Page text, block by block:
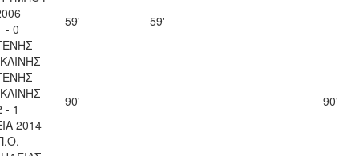
- 0
59' 59'
- 1
2014
90' 90'